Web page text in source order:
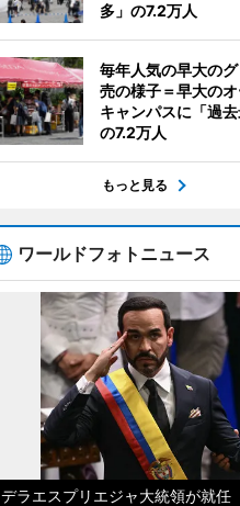
多」の7.2万人
毎年人気の早大の
売の様子＝早大の
キャンパスに「過去
の7.2万人
もっと見る
ワールドフォトニュース
デラエスプリエジャ大統領が就任